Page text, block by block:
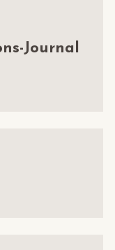
Journal